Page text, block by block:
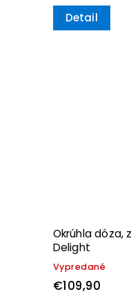
Detail
Okrúhla dóza,
Delight
Vypredané
€109,90